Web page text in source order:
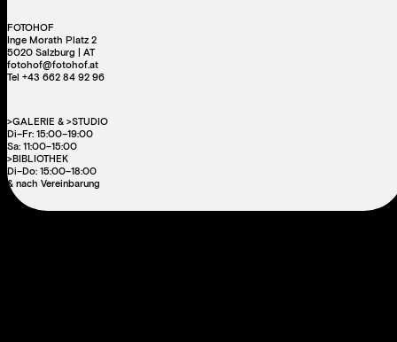
FOTOHOF
Inge Morath Platz 2
5020 Salzburg | AT
fotohof@fotohof.at
Tel +43 662 84 92 96
>GALERIE & >STUDIO
Di–Fr: 15:00–19:00
Sa: 11:00–15:00
>BIBLIOTHEK
Di–Do: 15:00–18:00
& nach Vereinbarung